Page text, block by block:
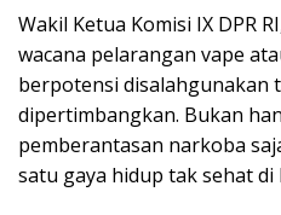
Wakil Ketua Komisi IX DPR
wacana pelarangan vape
berpotensi disalahgunakan
dipertimbangkan. Bukan
pemberantasan narkoba
satu gaya hidup tak sehat di